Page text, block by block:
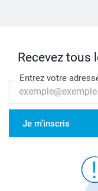
Recevez tous
Entrez votre
Je m'inscris